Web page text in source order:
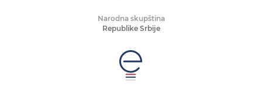
Narodna skupština
Republike Srbije